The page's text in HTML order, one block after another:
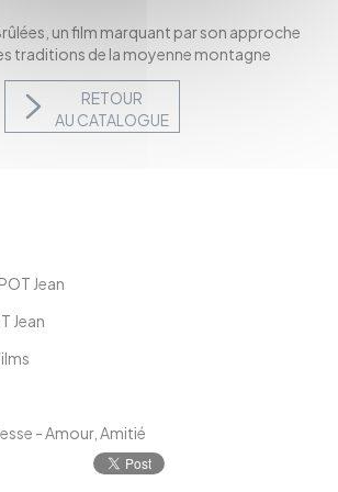
un film marquant par son approche
traditions de la moyenne montagne
RETOUR
AU CATALOGUE
Jean
Jean
-Amour, Amitié